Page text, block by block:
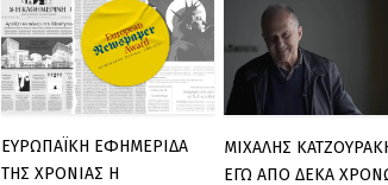
ΕΥΡΩΠΑΪΚΗ ΕΦΗΜΕΡΙΔΑ
ΤΗΣ ΧΡΟΝΙΑΣ Η
ΜΙΧΑΛΗΣ
ΕΓΩ ΑΠΟ ΔΕΚΑ